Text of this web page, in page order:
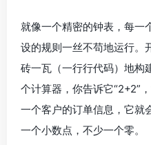
就像一个精密的钟表，每一
设的规则一丝不苟地运行。
砖一瓦（一行行代码）地构
个计算器，你告诉它“2+2”
一个客户的订单信息，它就
一个小数点，不少一个零。